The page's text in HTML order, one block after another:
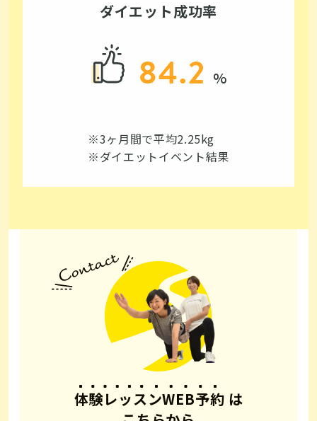
ダイエット成功率
84.2
※3ヶ月間で平均2.25kg
※ダイエットイベント結果
体験レッスンWEB予約 は